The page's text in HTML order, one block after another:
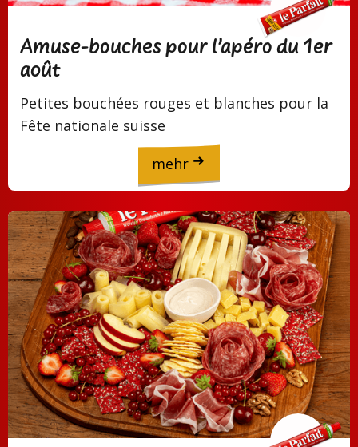
Amuse-bouches pour l’apéro du 1er
août
Petites bouchées rouges et blanches pour la
Fête nationale suisse
mehr